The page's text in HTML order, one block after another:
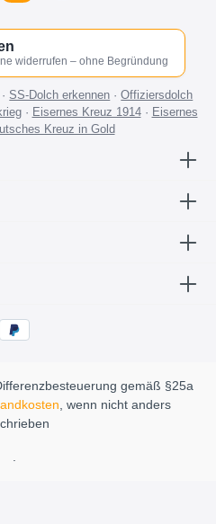
widerrufen – ohne Begründung
·SS-Dolch erkennen ·Offiziersdolch
· Eisernes Kreuz 1914· Eisernes
Kreuz in Gold
gemäß §25a
, wenn nicht anders
.